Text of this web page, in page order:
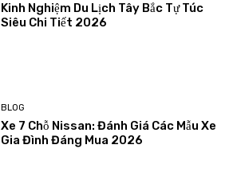
Kinh Nghiệm Du Lịch Tây Bắc Tự Túc
Siêu Chi Tiết 2026
BLOG
Xe 7 Chỗ Nissan: Đánh Giá Các Mẫu Xe
Gia Đình Đáng Mua 2026